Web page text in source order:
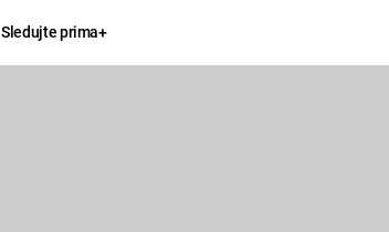
Sledujte prima+